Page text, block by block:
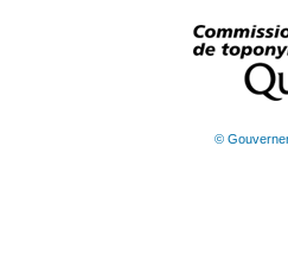
©